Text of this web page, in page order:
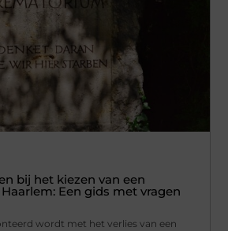
bij het kiezen van een
Een gids met vragen
wordt met het verlies van een